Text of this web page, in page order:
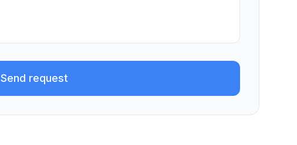
Send request